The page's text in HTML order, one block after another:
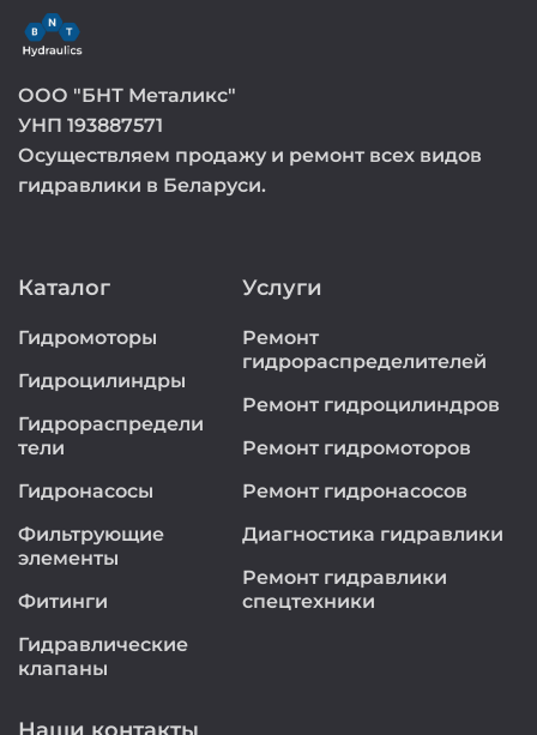
ООО "БНТ Металикс"
УНП 193887571
Осуществляем продажу и ремонт всех видов
гидравлики в Беларуси.
Каталог
Гидромоторы
Гидроцилиндры
Гидрораспредели
тели
Гидронасосы
Фильтрующие
элементы
Фитинги
Гидравлические
клапаны
Услуги
Ремонт
гидрораспределителей
Ремонт гидроцилиндров
Ремонт гидромоторов
Ремонт гидронасосов
Диагностика гидравлики
Ремонт гидравлики
спецтехники